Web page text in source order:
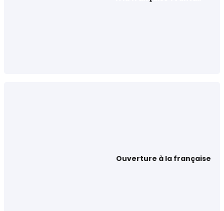
Ouverture à la française